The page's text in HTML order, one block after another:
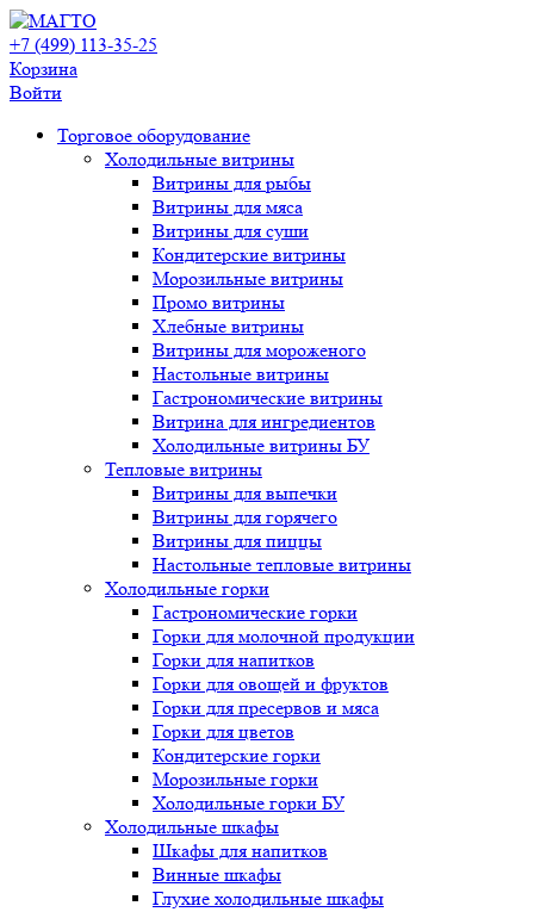
+7 (499) 113-35-25
Корзина
Войти
Свернуть/
развернуть
Торговое оборудованиe
Холодильные витрины
Витрины для рыбы
Витрины для мяса
Витрины для суши
Кондитерские витрины
Морозильные витрины
Промо витрины
Хлебные витрины
Витрины для мороженого
Настольные витрины
Гастрономические витрины
Витрина для ингредиентов
Холодильные витрины БУ
Тепловые витрины
Витрины для выпечки
Витрины для горячего
Витрины для пиццы
Настольные тепловые витрины
Холодильные горки
Гастрономические горки
Горки для молочной продукции
Горки для напитков
Горки для овощей и фруктов
Горки для пресервов и мяса
Горки для цветов
Кондитерские горки
Морозильные горки
Холодильные горки БУ
Холодильные шкафы
Шкафы для напитков
Винные шкафы
Глухие холодильные шкафы